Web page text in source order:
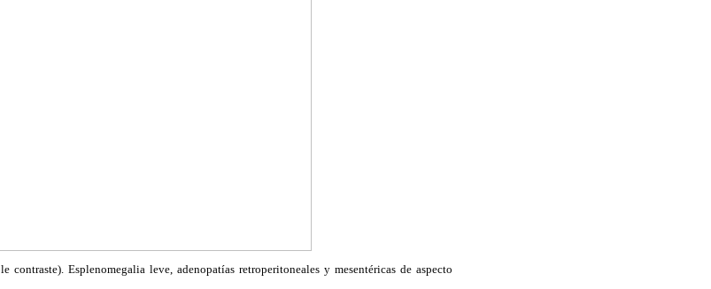
contraste). Esplenomegalia leve, adenopatías retroperitoneales y mesentéricas de aspecto